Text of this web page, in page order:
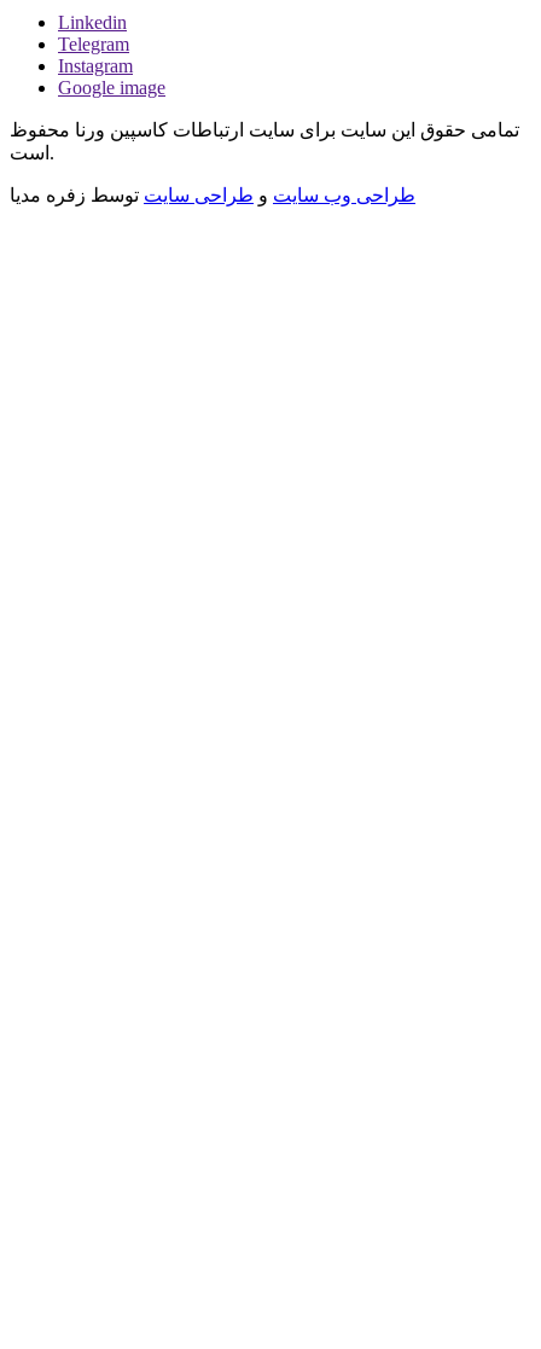
Linkedin
Telegram
Instagram
Google image
تمامی حقوق این سایت برای سایت ارتباطات کاسپین ورنا محفوظ
است.
طراحی وب سایت و طراحی سایت توسط زفره مدیا